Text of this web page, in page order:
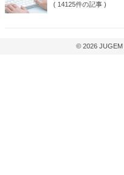
( 14125件の記事 )
© 2026 JUGEM